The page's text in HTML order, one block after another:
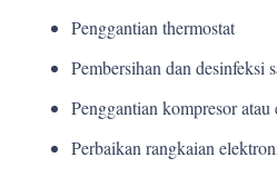
Penggantian thermostat
Pembersihan dan desinfeksi
Penggantian kompresor atau
Perbaikan rangkaian